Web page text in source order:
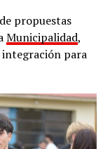
propuestas
Municipalidad,
integración para